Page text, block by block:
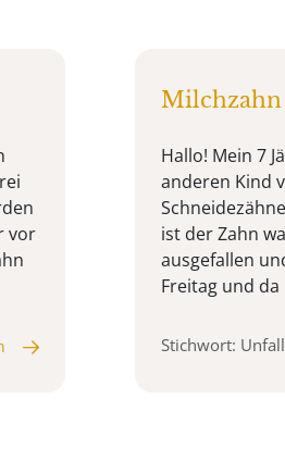
vor
Hallo! Mein 7
anderen Kind
ist der Zahn
ausgefallen
Freitag und
Stichwort: Unfall